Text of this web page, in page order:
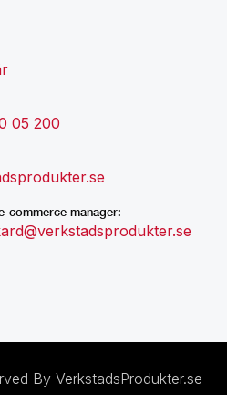
05 200
commerce manager:
By VerkstadsProdukter.se